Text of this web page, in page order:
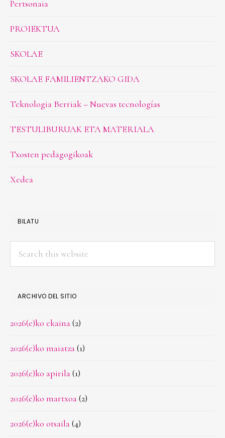
Pertsonaia
PROIEKTUA
SKOLAE
SKOLAE FAMILIENTZAKO GIDA
Teknologia Berriak – Nuevas tecnologías
TESTULIBURUAK ETA MATERIALA
Txosten pedagogikoak
Xedea
BILATU
ARCHIVO DEL SITIO
2026(e)ko ekaina(2)
2026(e)ko maiatza(1)
2026(e)ko apirila(1)
2026(e)ko martxoa(2)
2026(e)ko otsaila(4)